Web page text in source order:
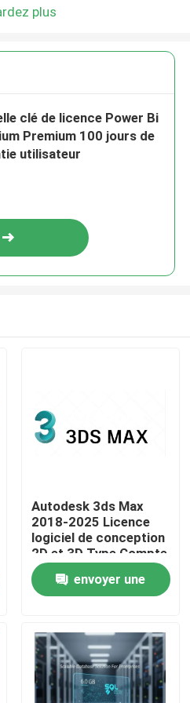
plus
clé de licence Power Bi
Premium 100 jours de
utilisateur
Autodesk 3ds Max
2018-2025 Licence
logiciel de conception
2D et 3D Type Compte
d'association liant
Validité 1 anenvoyer une